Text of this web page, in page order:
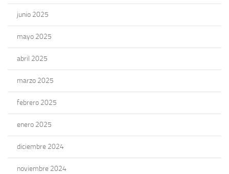
junio 2025
mayo 2025
abril 2025
marzo 2025
febrero 2025
enero 2025
diciembre 2024
noviembre 2024